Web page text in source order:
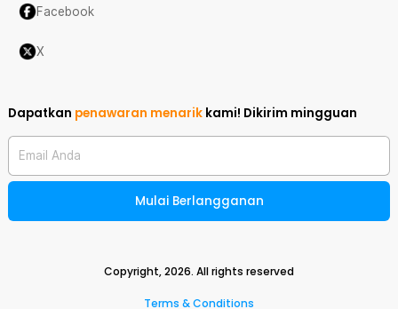
Facebook
X
Dapatkan penawaran menarik kami! Dikirim mingguan
Email Anda
Mulai Berlangganan
Copyright,2026. All rights reserved
Terms & Conditions